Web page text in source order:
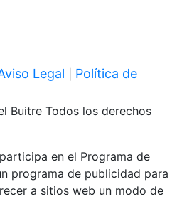
Legal
Política de
Buitre Todos los derechos
en el Programa de
programa de publicidad para
a sitios web un modo de